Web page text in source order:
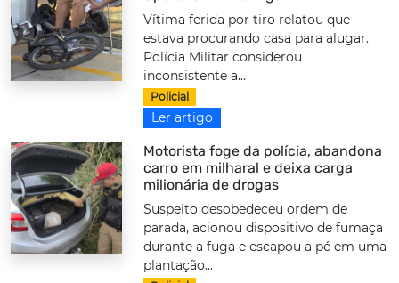
Vítima ferida por tiro relatou que
estava procurando casa para alugar.
Polícia Militar considerou
inconsistente a...
Policial
Ler artigo
Motorista foge da polícia, abandona
carro em milharal e deixa carga
milionária de drogas
Suspeito desobedeceu ordem de
parada, acionou dispositivo de fumaça
durante a fuga e escapou a pé em uma
plantação...